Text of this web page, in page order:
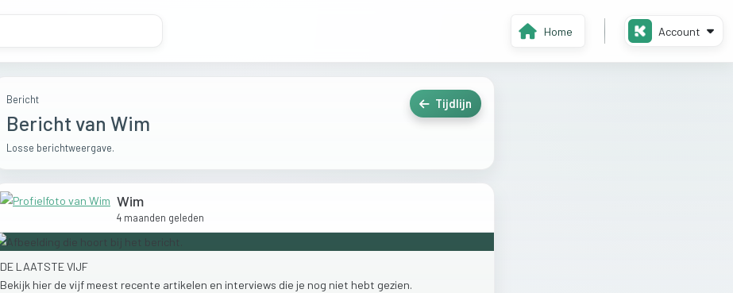
Home Account
Bericht
Bericht van Wim
Losse berichtweergave.
Tijdlijn
Wim
4 maanden geleden
DE LAATSTEVIJF
Bekijk hier de vijf meest recente artikelen en interviews die je nog niet hebt gezien.